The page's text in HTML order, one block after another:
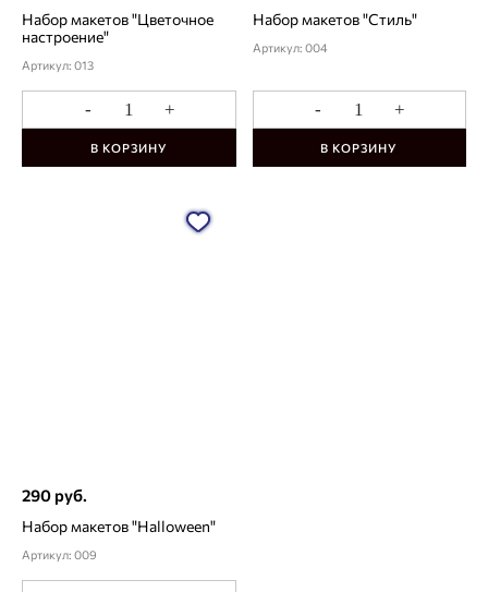
Набор макетов "Цветочное
настроение"
Артикул: 013
- +
В КОРЗИНУ
Набор макетов "Стиль"
Артикул: 004
- +
В КОРЗИНУ
290 руб.
Набор макетов "Halloween"
Артикул: 009